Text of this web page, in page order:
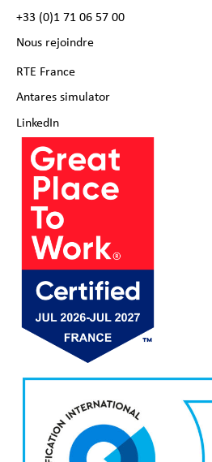
+33 (0)1 71 06 57 00
Nous rejoindre
RTE France
Antares simulator
LinkedIn